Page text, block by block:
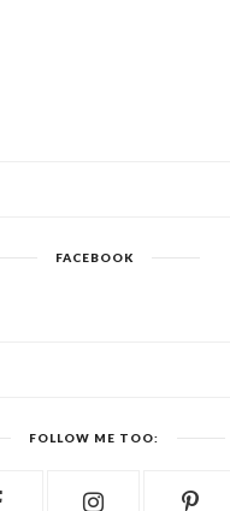
FACEBOOK
FOLLOW ME TOO: